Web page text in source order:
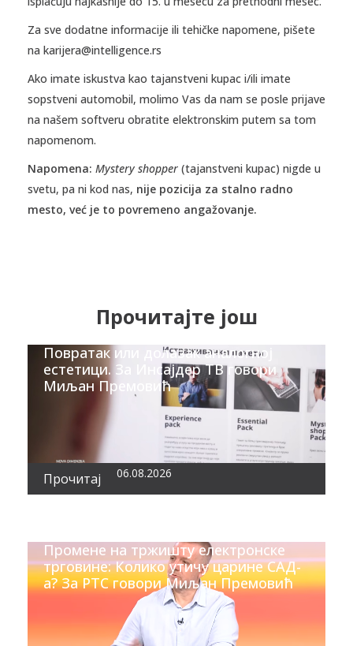
Za sve dodatne informacije ili tehičke napomene, pišete
na karijera@intelligence.rs
Ako imate iskustva kao tajanstveni kupac i/ili imate
sopstveni automobil, molimo Vas da nam se posle prijave
na našem softveru obratite elektronskim putem sa tom
napomenom.
Napomena: Mystery shopper (tajanstveni kupac) nigde u
svetu, pa ni kod nas, nije pozicija za stalno radno
mesto, već je to povremeno angažovanje.
Прочитајте још
Повратак или долазак аналогној
естетици. За Инсајдер ТВ говори
Миљан Премовић
Прочитај 06.08.2026
Промене на тржишту електронске
трговине: Колико утичу царине САД-
а? За РТС говори Миљан Премовић